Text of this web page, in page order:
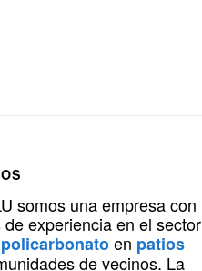
somos una empresa con
experiencia en el sector
policarbonatoen patios
de vecinos. La